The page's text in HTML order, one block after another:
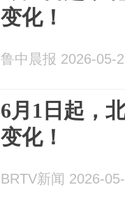
变化！
鲁中晨报 2026-05-
6月1日起，
变化！
BRTV新闻 2026-